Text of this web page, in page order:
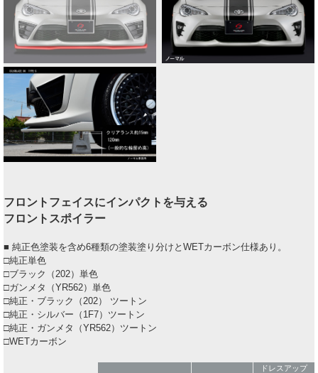
フロントフェイスにインパクトを与える
フロントスポイラー
■ 純正色塗装を含め6種類の塗装塗り分けとWETカーボン仕様あり。
□純正単色
□ブラック（202）単色
□ガンメタ（YR562）単色
□純正・ブラック（202） ツートン
□純正・シルバー（1F7）ツートン
□純正・ガンメタ（YR562）ツートン
□WETカーボン
ドレスアップ